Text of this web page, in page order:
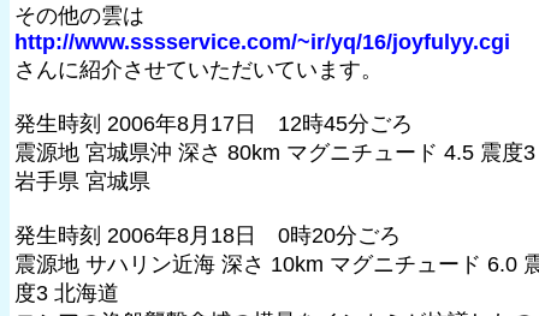
その他の雲は
http://www.sssservice.com/~ir/yq/16/joyfulyy.cgi
さんに紹介させていただいています。
発生時刻 2006年8月17日 12時45分ごろ
震源地 宮城県沖 深さ 80km マグニチュード 4.5 震度3
岩手県 宮城県
発生時刻 2006年8月18日 0時20分ごろ
震源地 サハリン近海 深さ 10km マグニチュード 6.0
度3 北海道